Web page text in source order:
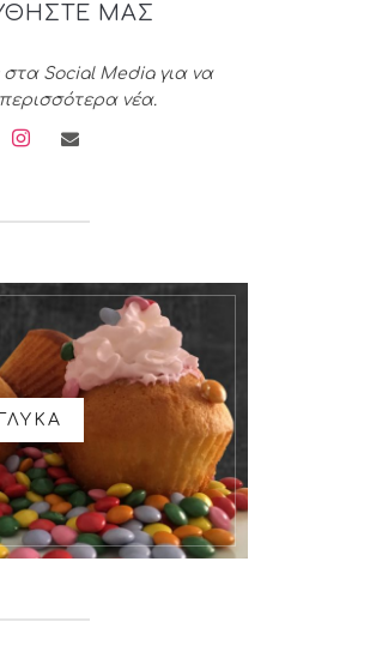
ΜΑΣ
Social Media για να
νέα.
instagramenvelope